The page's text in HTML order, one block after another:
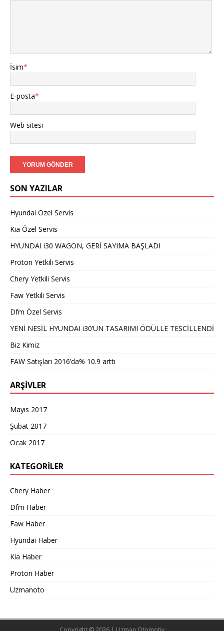
İsim*
E-posta*
Web sitesi
SON YAZILAR
Hyundai Özel Servis
Kia Özel Servis
HYUNDAI i30 WAGON, GERİ SAYIMA BAŞLADI
Proton Yetkili Servis
Chery Yetkili Servis
Faw Yetkili Servis
Dfm Özel Servis
YENİ NESİL HYUNDAI i30’UN TASARIMI ÖDÜLLE TESCİLLENDİ
Biz Kimiz
FAW Satışları 2016’da% 10.9 arttı
ARŞIVLER
Mayıs 2017
Şubat 2017
Ocak 2017
KATEGORILER
Chery Haber
Dfm Haber
Faw Haber
Hyundai Haber
Kia Haber
Proton Haber
Uzmanoto